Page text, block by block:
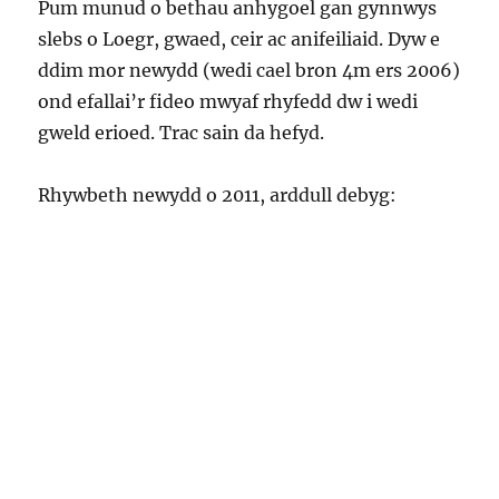
Pum munud o bethau anhygoel gan gynnwys
slebs o Loegr, gwaed, ceir ac anifeiliaid. Dyw e
ddim mor newydd (wedi cael bron 4m ers 2006)
ond efallai’r fideo mwyaf rhyfedd dw i wedi
gweld erioed. Trac sain da hefyd.
Rhywbeth newydd o 2011, arddull debyg: